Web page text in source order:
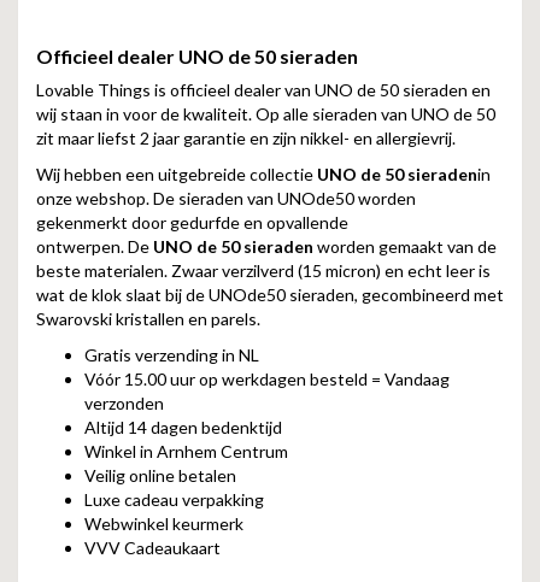
Officieel dealer UNO de 50 sieraden
Lovable Things is officieel dealer van UNO de 50 sieraden en
wij staan in voor de kwaliteit. Op alle sieraden van UNO de 50
zit maar liefst 2 jaar garantie en zijn nikkel- en allergievrij.
Wij hebben een uitgebreide collectie UNO de 50 sieradenin
onze webshop. De sieraden van UNOde50 worden
gekenmerkt door gedurfde en opvallende
ontwerpen. De UNO de 50 sieraden worden gemaakt van de
beste materialen. Zwaar verzilverd (15 micron) en echt leer is
wat de klok slaat bij de UNOde50 sieraden, gecombineerd met
Swarovski kristallen en parels.
Gratis verzending in NL
Vóór 15.00 uur op werkdagen besteld = Vandaag
verzonden
Altijd 14 dagen bedenktijd
Winkel in Arnhem Centrum
Veilig online betalen
Luxe cadeau verpakking
Webwinkel keurmerk
VVV Cadeaukaart